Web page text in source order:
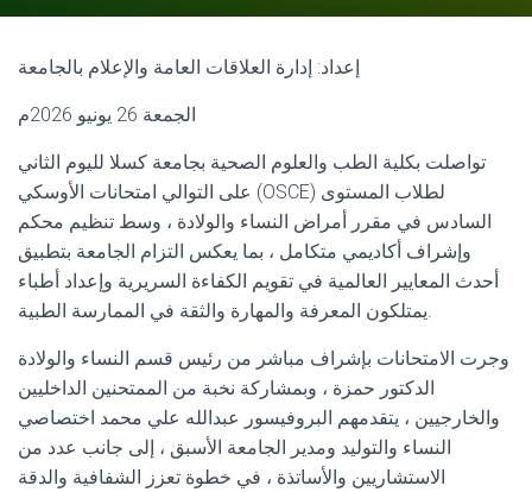
إعداد: إدارة العلاقات العامة والإعلام بالجامعة
الجمعة 26 يونيو 2026م
تواصلت بكلية الطب والعلوم الصحية بجامعة كسلا لليوم الثاني
على التوالي امتحانات الأوسكي (OSCE) لطلاب المستوى
السادس في مقرر أمراض النساء والولادة ، وسط تنظيم محكم
وإشراف أكاديمي متكامل ، بما يعكس التزام الجامعة بتطبيق
أحدث المعايير العالمية في تقويم الكفاءة السريرية وإعداد أطباء
يمتلكون المعرفة والمهارة والثقة في الممارسة الطبية.
وجرت الامتحانات بإشراف مباشر من رئيس قسم النساء والولادة
الدكتور حمزة ، وبمشاركة نخبة من الممتحنين الداخليين
والخارجيين ، يتقدمهم البروفيسور عبدالله علي محمد اختصاصي
النساء والتوليد ومدير الجامعة الأسبق ، إلى جانب عدد من
الاستشاريين والأساتذة ، في خطوة تعزز الشفافية والدقة